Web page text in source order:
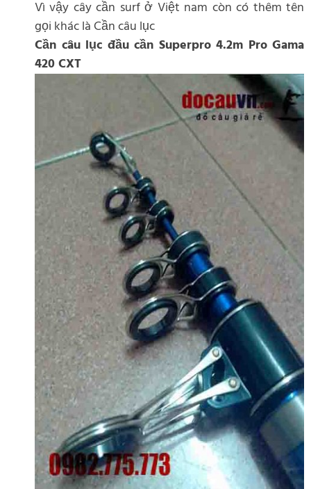
Vì vậy cây cần surf ở Việt nam còn có thêm tên
gọi khác là Cần câu lục
Cần câu lục đầu cần Superpro 4.2m Pro Gama
420 CXT